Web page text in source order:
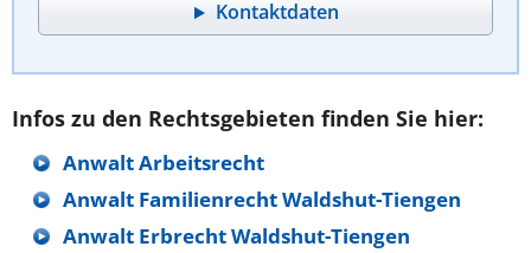
Kontaktdaten
Infos zu den Rechtsgebieten finden Sie hier:
Anwalt Arbeitsrecht
Anwalt Familienrecht Waldshut-Tiengen
Anwalt Erbrecht Waldshut-Tiengen